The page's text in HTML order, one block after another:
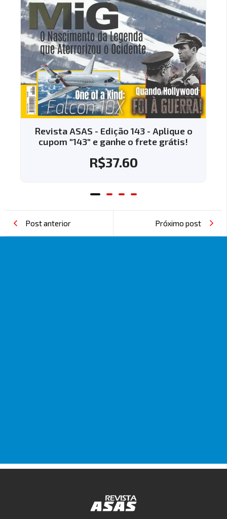
Revista ASAS - Edição 143 - Aplique o
cupom "143" e ganhe o frete grátis!
R$37.60
Post anterior Próximo post